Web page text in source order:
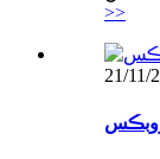
>>
21/11/